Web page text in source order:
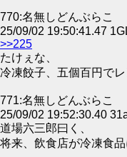
770:名無しどんぶらこ
25/09/02 19:50:41.47
>>225
たけぇな、
冷凍餃子、五個百円でレ
771:名無しどんぶらこ
25/09/02 19:52:30.40
道場六三郎曰く、
将来、飲食店が冷凍食